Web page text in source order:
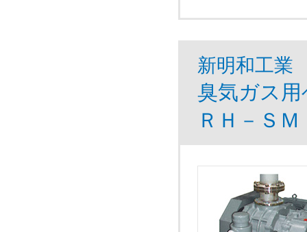
新明和工業
臭気ガス
ＲＨ－ＳＭ